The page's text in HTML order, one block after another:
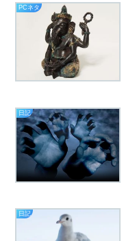
PCネタ
日記
日記